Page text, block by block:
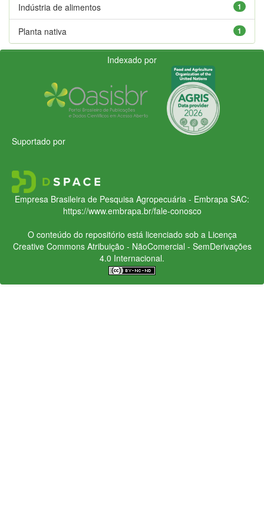
1
Indústria de alimentos
1
Planta nativa
Indexado por
Suportado por
Empresa Brasileira de Pesquisa Agropecuária - Embrapa SAC:
https://www.embrapa.br/fale-conosco
O conteúdo do repositório está licenciado sob a Licença
Creative CommonsAtribuição - NãoComercial - SemDerivações
4.0 Internacional.